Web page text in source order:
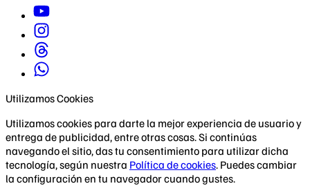
Utilizamos Cookies
Utilizamos cookies para darte la mejor experiencia de usuario y
entrega de publicidad, entre otras cosas. Si continúas
navegando el sitio, das tu consentimiento para utilizar dicha
tecnología, según nuestra Política de cookies. Puedes cambiar
la configuración en tu navegador cuando gustes.